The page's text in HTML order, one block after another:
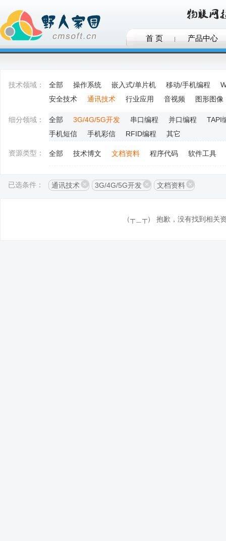
首 页 产品中心
技术领域： 全部 操作系统 嵌入式/单片机 移动/手机编程
安全技术
通讯技术 行业应用 音视频 图形图像
细分领域： 全部 3G/4G/5G开发 串口编程 并口编程
TAPI
手机短信
手机彩信 RFID编程 其它
资源类型： 全部 技术博文 文档资料 程序代码 软件工具
已选条件： 通讯技术 3G/4G/5G开发 文档资料
（┬＿┬） 抱歉，没有找到相关